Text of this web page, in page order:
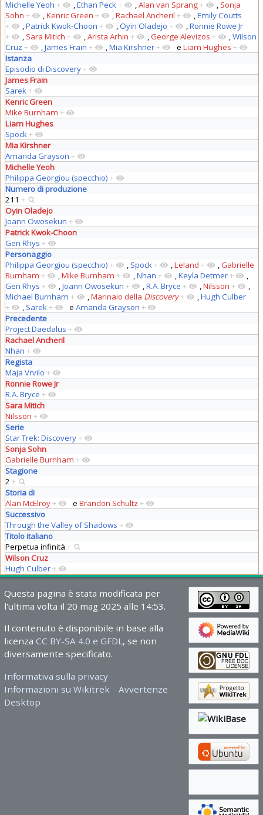
Michelle Yeoh + ,Ethan Peck+ ,Alan van Sprang+ , Sonja
Sohn + ,Kenric Green + ,Rachael Ancheril + ,Emily Coutts
+
,Patrick Kwok-Choon + ,Oyin Oladejo + ,Ronnie Rowe Jr
+
, Sara Mitich + ,Arista Arhin + ,George Alevizos + ,Wilson
Cruz + ,James Frain + ,Mia Kirshner+ e Liam Hughes +
Istanza
Episodio di Discovery+
James Frain
Sarek+
Kenric Green
Mike Burnham +
Liam Hughes
Spock+
Mia Kirshner
Amanda Grayson +
Michelle Yeoh
Philippa Georgiou (specchio) +
Numero di produzione
211 +
Oyin Oladejo
Joann Owosekun +
Patrick Kwok-Choon
Gen Rhys +
Personaggio
Philippa Georgiou (specchio) + , Spock+ ,Leland + ,Gabrielle
Burnham + ,Mike Burnham + ,Nhan + ,Keyla Detmer+
,
Gen Rhys + ,Joann Owosekun + ,R.A. Bryce + ,Nilsson +
,
Michael Burnham + ,Marinaio della Discovery+ ,Hugh Culber
+
, Sarek+ e Amanda Grayson +
Precedente
Project Daedalus +
Rachael Ancheril
Nhan +
Regista
Maja Vrvilo +
Ronnie Rowe Jr
R.A. Bryce +
Sara Mitich
Nilsson +
Serie
Star Trek: Discovery+
Sonja Sohn
Gabrielle Burnham +
Stagione
2 +
Storia di
Alan McElroy+ e Brandon Schultz +
Successivo
Through the Valley of Shadows +
Titolo italiano
Perpetua infinità +
Wilson Cruz
Hugh Culber+
Questa pagina è stata modificata per
l'ultima volta il 20 mag 2025 alle 14:53.
Il contenuto è disponibile in base alla
licenza CC BY-SA 4.0 e GFDL, se non
diversamente specificato.
Informativa sulla privacy
Informazioni su Wikitrek
Avvertenze
Desktop